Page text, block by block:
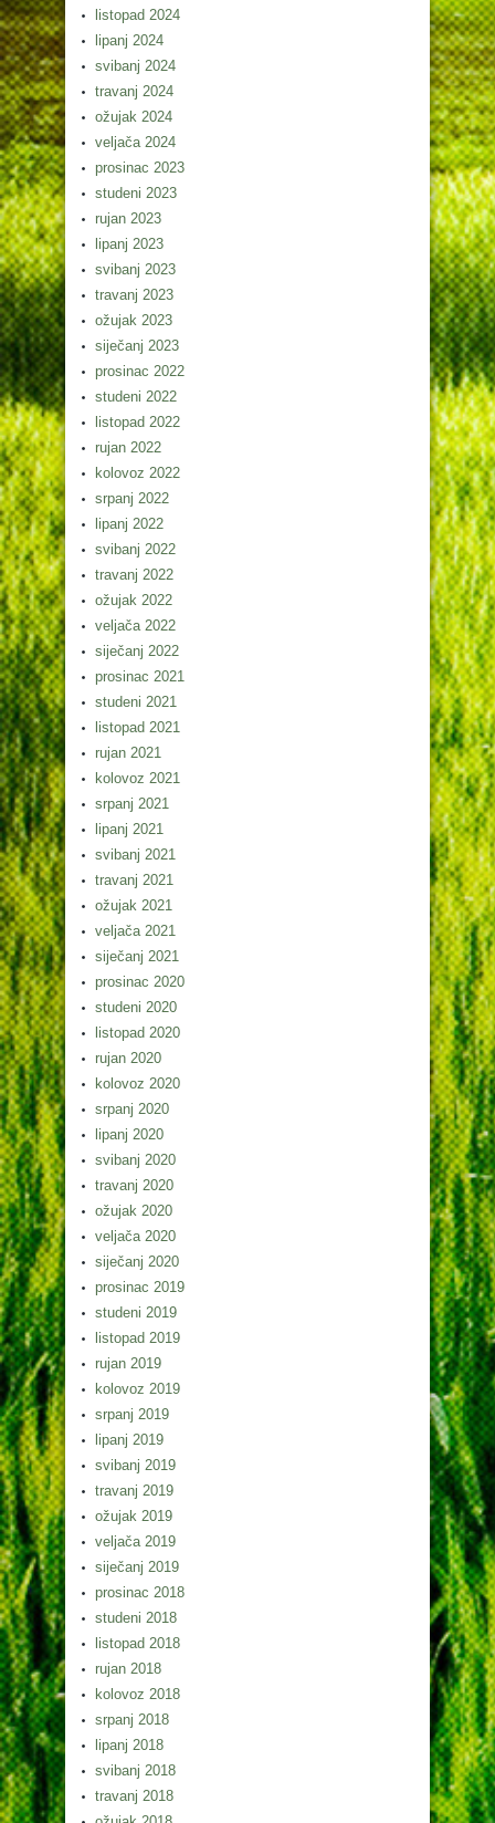
listopad 2024
lipanj 2024
svibanj 2024
travanj 2024
ožujak 2024
veljača 2024
prosinac 2023
studeni 2023
rujan 2023
lipanj 2023
svibanj 2023
travanj 2023
ožujak 2023
siječanj 2023
prosinac 2022
studeni 2022
listopad 2022
rujan 2022
kolovoz 2022
srpanj 2022
lipanj 2022
svibanj 2022
travanj 2022
ožujak 2022
veljača 2022
siječanj 2022
prosinac 2021
studeni 2021
listopad 2021
rujan 2021
kolovoz 2021
srpanj 2021
lipanj 2021
svibanj 2021
travanj 2021
ožujak 2021
veljača 2021
siječanj 2021
prosinac 2020
studeni 2020
listopad 2020
rujan 2020
kolovoz 2020
srpanj 2020
lipanj 2020
svibanj 2020
travanj 2020
ožujak 2020
veljača 2020
siječanj 2020
prosinac 2019
studeni 2019
listopad 2019
rujan 2019
kolovoz 2019
srpanj 2019
lipanj 2019
svibanj 2019
travanj 2019
ožujak 2019
veljača 2019
siječanj 2019
prosinac 2018
studeni 2018
listopad 2018
rujan 2018
kolovoz 2018
srpanj 2018
lipanj 2018
svibanj 2018
travanj 2018